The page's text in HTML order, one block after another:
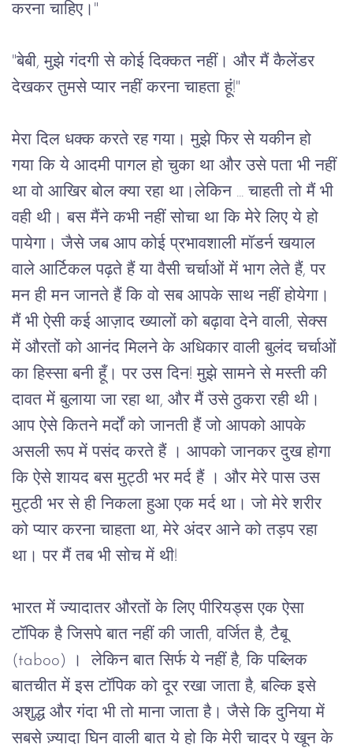
करना चाहिए। "
"बेबी, मुझे गंदगी से कोई दिक्कत नहीं। और मैं कैलेंडर
देखकर तुमसे प्यार नहीं करना चाहता हूं!"
मेरा दिल धक्क करते रह गया। मुझे फिर से यकीन हो
गया कि ये आदमी पागल हो चुका था और उसे पता भी नहीं
था वो आखिर बोल क्या रहा था।लेकिन ... चाहती तो मैं भी
वही थी। बस मैंने कभी नहीं सोचा था कि मेरे लिए ये हो
पायेगा। जैसे जब आप कोई प्रभावशाली मॉडर्न खयाल
वाले आर्टिकल पढ़ते हैं या वैसी चर्चाओं में भाग लेते हैं, पर
मन ही मन जानते हैं कि वो सब आपके साथ नहीं होयेगा।
मैं भी ऐसी कई आज़ाद ख्यालों को बढ़ावा देने वाली, सेक्स
में औरतों को आनंद मिलने के अधिकार वाली बुलंद चर्चाओं
का हिस्सा बनी हूँ। पर उस दिन! मुझे सामने से मस्ती की
दावत में बुलाया जा रहा था, और मैं उसे ठुकरा रही थी।
आप ऐसे कितने मर्दों को जानती हैं जो आपको आपके
असली रूप में पसंद करते हैं । आपको जानकर दुख होगा
कि ऐसे शायद बस मुट्ठी भर मर्द हैं । और मेरे पास उस
मुट्ठी भर से ही निकला हुआ एक मर्द था। जो मेरे शरीर
को प्यार करना चाहता था, मेरे अंदर आने को तड़प रहा
था। पर मैं तब भी सोच में थी!
भारत में ज्यादातर औरतों के लिए पीरियड्स एक ऐसा
टॉपिक है जिसपे बात नहीं की जाती, वर्जित है, टैबू
(taboo)
। लेकिन बात सिर्फ ये नहीं है, कि पब्लिक
बातचीत में इस टॉपिक को दूर रखा जाता है, बल्कि इसे
अशुद्ध और गंदा भी तो माना जाता है। जैसे कि दुनिया में
सबसे ज़्यादा घिन वाली बात ये हो कि मेरी चादर पे खून के